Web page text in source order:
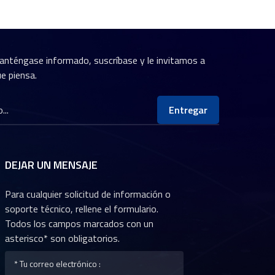
informado, suscríbase y le invitamos a
piensa.
Entregar
DEJAR UN MENSAJE
Para cualquier solicitud de información o
soporte técnico, rellene el formulario.
Todos los campos marcados con un
asterisco* son obligatorios.